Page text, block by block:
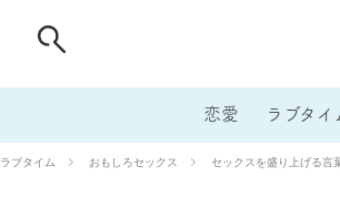
恋愛 ラブタイ
ラブタイム おもしろセックス セックスを盛り上げる言